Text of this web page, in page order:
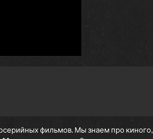
фильмов. Мы знаем про